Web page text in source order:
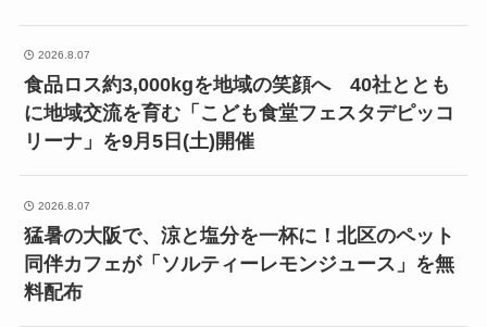
2026.8.07
食品ロス約3,000kgを地域の笑顔へ 40社ととも
に地域交流を育む「こども食堂フェスタデピッコ
リーナ」を9月5日(土)開催
2026.8.07
猛暑の大阪で、涼と塩分を一杯に！北区のペット
同伴カフェが「ソルティーレモンジュース」を無
料配布